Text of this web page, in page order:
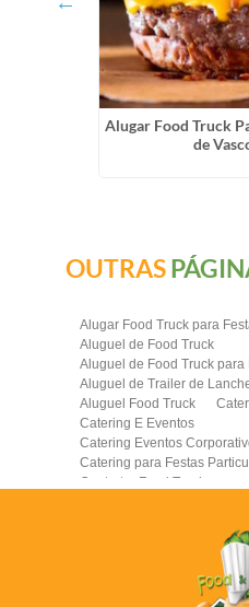
Alugar Food Truck
de
OUTRAS
Alugar Food Truck para
Aluguel de Food Truck
Aluguel de Food Truck para
Aluguel de Trailer de
Aluguel Food Truck
Catering E Eventos
Catering Eventos
Catering para Festas
Contratar Food Truck
Eventos com Food Truck
Food
Food Truck Completo
Food Truck Corporativo